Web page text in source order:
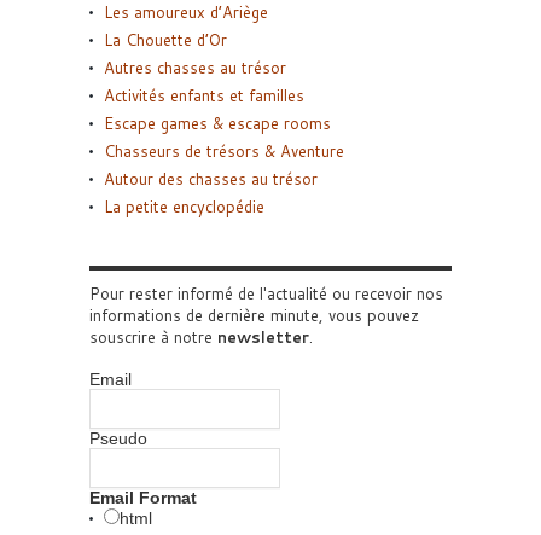
Les amoureux d’Ariège
La Chouette d’Or
Autres chasses au trésor
Activités enfants et familles
Escape games & escape rooms
Chasseurs de trésors & Aventure
Autour des chasses au trésor
La petite encyclopédie
Pour rester informé de l'actualité ou recevoir nos
informations de dernière minute, vous pouvez
souscrire à notre newsletter.
Email
Pseudo
Email Format
html